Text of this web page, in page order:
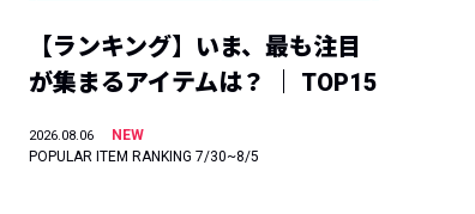
【ランキング】いま、最も注目
が集まるアイテムは？ ｜ TOP15
2026.08.06
NEW
POPULAR ITEM RANKING 7/30~8/5